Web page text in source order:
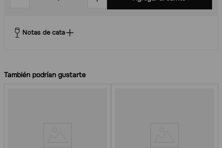
Notas de cata
También podrían gustarte